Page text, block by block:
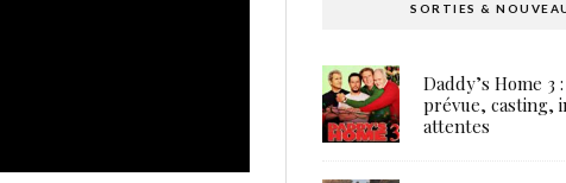
SORTIES &
Daddy’s Home 3
prévue, casting,
attentes